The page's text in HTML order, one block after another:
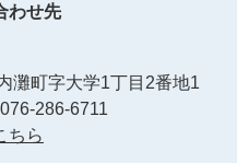
わせ先
灘町字大学1丁目2番地1
286-6711
ちら